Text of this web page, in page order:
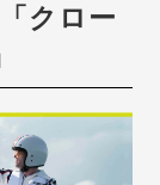
クロー